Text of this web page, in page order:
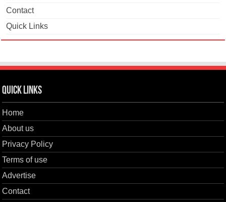
Contact
Quick Links
Quick Links
Home
About us
Privacy Policy
Terms of use
Advertise
Contact